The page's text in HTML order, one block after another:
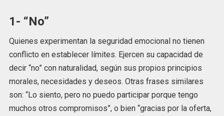
1- “No”
Quienes experimentan la seguridad emocional no tienen
conflicto en establecer límites. Ejercen su capacidad de
decir “no” con naturalidad, según sus propios principios
morales, necesidades y deseos. Otras frases similares
son: “Lo siento, pero no puedo participar porque tengo
muchos otros compromisos”, o bien “gracias por la oferta,